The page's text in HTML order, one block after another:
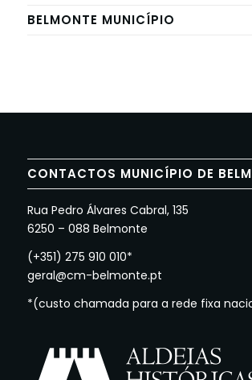
BELMONTE MUNICÍPIO
CONTACTOS MUNICÍPIO DE
Rua Pedro Álvares Cabral, 135
6250 – 088 Belmonte
(+351) 275 910 010*
geral@cm-belmonte.pt
*(custo chamada para a rede fixa